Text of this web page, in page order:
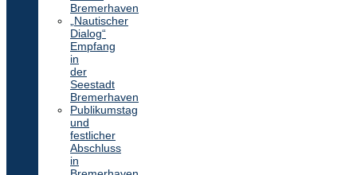
Bremerhaven
„Nautischer
Dialog“
Empfang
in
der
Seestadt
Bremerhaven
Publikumstag
und
festlicher
Abschluss
in